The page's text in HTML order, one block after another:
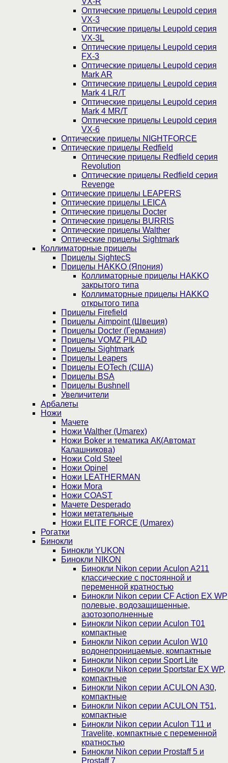
Оптические прицелы Leupold серия
VX-3
Оптические прицелы Leupold серия
VX-3L
Оптические прицелы Leupold серия
FX-3
Оптические прицелы Leupold серия
Mark AR
Оптические прицелы Leupold серия
Mark 4 LR/T
Оптические прицелы Leupold серия
Mark 4 MR/T
Оптические прицелы Leupold серия
VX-6
Оптические прицелы NIGHTFORCE
Оптические прицелы Redfield
Оптические прицелы Redfield серия
Revolution
Оптические прицелы Redfield серия
Revenge
Оптические прицелы LEAPERS
Оптические прицелы LEICA
Оптические прицелы Docter
Оптические прицелы BURRIS
Оптические прицелы Walther
Оптические прицелы Sightmark
Коллиматорные прицелы
Прицелы SightecS
Прицелы HAKKO (Япония)
Коллиматорные прицелы HAKKO
закрытого типа
Коллиматорные прицелы HAKKO
открытого типа
Прицелы Firefield
Прицелы Aimpoint (Швеция)
Прицелы Docter (Германия)
Прицелы VOMZ PILAD
Прицелы Sightmark
Прицелы Leapers
Прицелы EOTech (США)
Прицелы BSA
Прицелы Bushnell
Увеличители
Арбалеты
Ножи
Мачете
Ножи Walther (Umarex)
Ножи Boker и тематика АК(Автомат
Калашникова)
Ножи Cold Steel
Ножи Opinel
Ножи LEATHERMAN
Ножи Mora
Ножи COAST
Мачете Desperado
Ножи метательные
Ножи ELITE FORCE (Umarex)
Рогатки
Бинокли
Бинокли YUKON
Бинокли NIKON
Бинокли Nikon серии Aculon A211
классические с постоянной и
переменной кратностью
Бинокли Nikon серии СF Action EX WP
полевые, водозащищенные,
азотозополненные
Бинокли Nikon серии Aculon T01
компактные
Бинокли Nikon серии Aculon W10
водонепроницаемые, компактные
Бинокли Nikon серии Sport Lite
Бинокли Nikon серии Sportstar EX WP,
компактные
Бинокли Nikon серии ACULON A30,
компактные
Бинокли Nikon серии ACULON Т51,
компактные
Бинокли Nikon серии Aculon T11 и
Travelite, компактные с переменной
кратностью
Бинокли Nikon серии Prostaff 5 и
Prostaff 7